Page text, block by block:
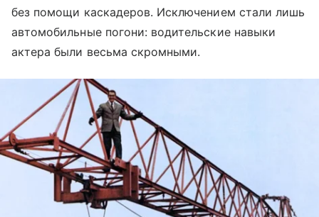
без помощи каскадеров. Исключением стали лишь
автомобильные погони: водительские навыки
актера были весьма скромными.